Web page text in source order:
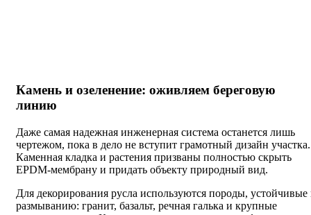
Камень и озеленение: оживляем береговую
линию
Даже самая надежная инженерная система останется лишь
чертежом, пока в дело не вступит грамотный дизайн участка.
Каменная кладка и растения призваны полностью скрыть
EPDM-мембрану и придать объекту природный вид.
Для декорирования русла используются породы, устойчивые
размыванию: гранит, базальт, речная галька и крупные